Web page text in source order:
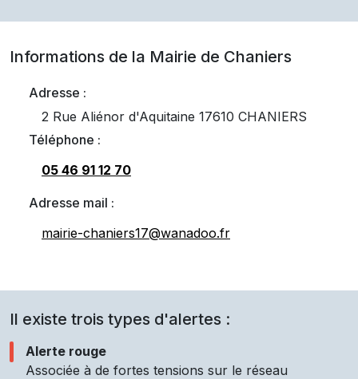
Informations de la Mairie de Chaniers
Adresse :
2 Rue Aliénor d'Aquitaine 17610 CHANIERS
Téléphone :
05 46 91 12 70
Adresse mail :
mairie-chaniers17@wanadoo.fr
Il existe trois types d'alertes :
Alerte rouge
Associée à de fortes tensions sur le réseau